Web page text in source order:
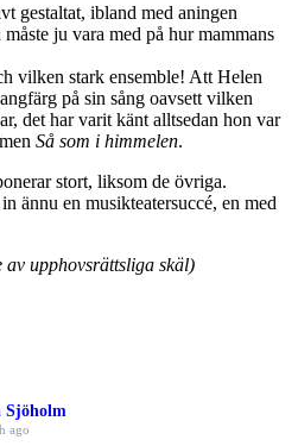
gestaltat, ibland med aningen
ju vara med på hur mammans
vilken stark ensemble! Att Helen
på sin sång oavsett vilken
det har varit känt alltsedan hon var
Så som i himmelen.
stort, liksom de övriga.
ännu en musikteatersuccé, en med
av upphovsrättsliga skäl)
Sjöholm
ago